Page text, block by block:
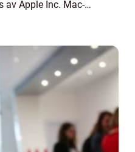
av Apple Inc. Mac-